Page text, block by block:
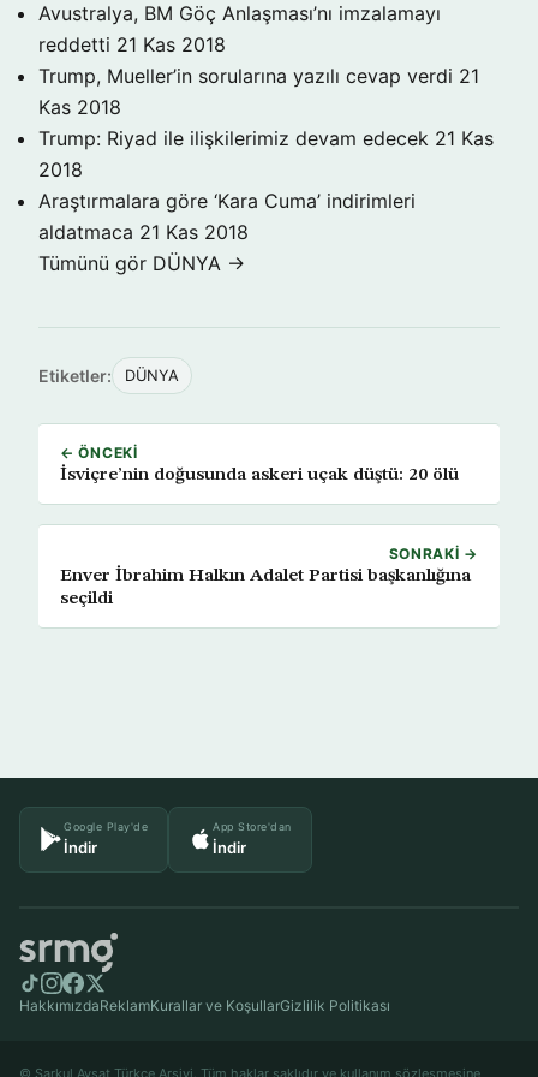
Avustralya, BM Göç Anlaşması’nı imzalamayı
reddetti 21 Kas 2018
Trump, Mueller’in sorularına yazılı cevap verdi 21
Kas 2018
Trump: Riyad ile ilişkilerimiz devam edecek 21 Kas
2018
Araştırmalara göre ‘Kara Cuma’ indirimleri
aldatmaca 21 Kas 2018
Tümünü gör DÜNYA →
Etiketler: DÜNYA
← ÖNCEKI
İsviçre’nin doğusunda askeri uçak düştü: 20 ölü
SONRAKI →
Enver İbrahim Halkın Adalet Partisi başkanlığına
seçildi
Google Play'de
İndir
App Store'dan
İndir
HakkımızdaReklamKurallar ve KoşullarGizlilik Politikası
© Şarkul Avsat Türkçe Arşivi. Tüm haklar saklıdır ve kullanım sözleşmesine